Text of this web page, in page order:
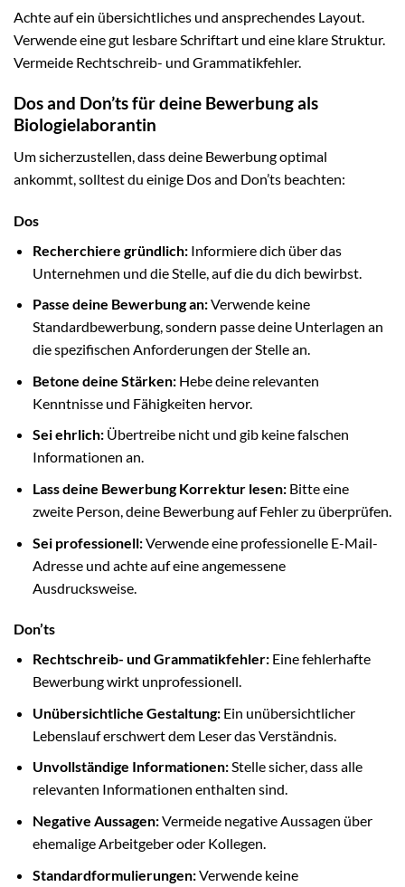
Achte auf ein übersichtliches und ansprechendes Layout.
Verwende eine gut lesbare Schriftart und eine klare Struktur.
Vermeide Rechtschreib- und Grammatikfehler.
Dos and Don’ts für deine Bewerbung als
Biologielaborantin
Um sicherzustellen, dass deine Bewerbung optimal
ankommt, solltest du einige Dos and Don’ts beachten:
Dos
Recherchiere gründlich:Informiere dich über das
Unternehmen und die Stelle, auf die du dich bewirbst.
Passe deine Bewerbung an:Verwende keine
Standardbewerbung, sondern passe deine Unterlagen an
die spezifischen Anforderungen der Stelle an.
Betone deine Stärken:Hebe deine relevanten
Kenntnisse und Fähigkeiten hervor.
Sei ehrlich:Übertreibe nicht und gib keine falschen
Informationen an.
Lass deine Bewerbung Korrektur lesen:Bitte eine
zweite Person, deine Bewerbung auf Fehler zu überprüfen.
Sei professionell:Verwende eine professionelle E-Mail-
Adresse und achte auf eine angemessene
Ausdrucksweise.
Don’ts
Rechtschreib- und Grammatikfehler:Eine fehlerhafte
Bewerbung wirkt unprofessionell.
Unübersichtliche Gestaltung:Ein unübersichtlicher
Lebenslauf erschwert dem Leser das Verständnis.
Unvollständige Informationen:Stelle sicher, dass alle
relevanten Informationen enthalten sind.
Negative Aussagen:Vermeide negative Aussagen über
ehemalige Arbeitgeber oder Kollegen.
Standardformulierungen:Verwende keine